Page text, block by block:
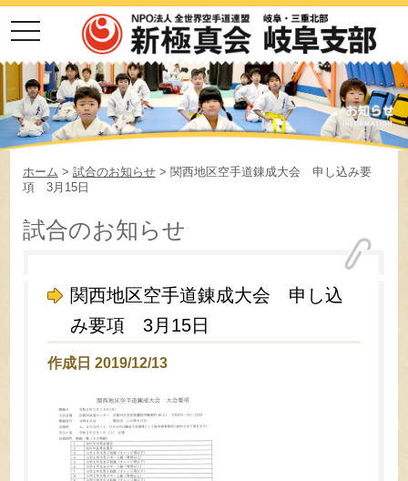
toggle
navigation
ホーム > 試合のお知らせ> 関西地区空手道錬成大会 申し込み要
項 3月15日
試合のお知らせ
関西地区空手道錬成大会 申し込
み要項 3月15日
作成日 2019/12/13